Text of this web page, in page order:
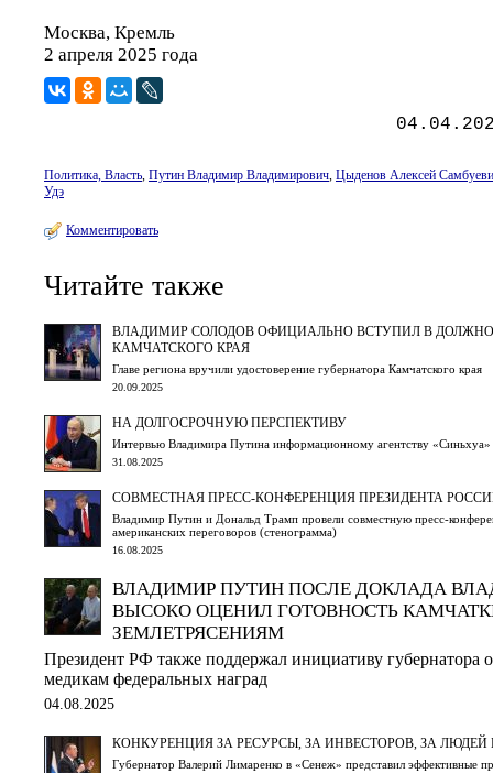
Москва, Кремль
2 апреля 2025 года
Политика, Власть, Путин Владимир Владимирович, Цыденов Алексей
Удэ
Комментировать
Читайте также
ВЛАДИМИР СОЛОДОВ ОФИЦИАЛЬНО ВСТУПИЛ В
КАМЧАТСКОГО КРАЯ
Главе региона вручили удостоверение губернатора Камчатского края
20.09.2025
НА ДОЛГОСРОЧНУЮ ПЕРСПЕКТИВУ
Интервью Владимира Путина информационному агентству «Cиньхуа»
31.08.2025
СОВМЕСТНАЯ ПРЕСС-КОНФЕРЕНЦИЯ ПРЕЗИДЕНТА
Владимир Путин и Дональд Трамп провели совместную пресс-
американских переговоров (стенограмма)
16.08.2025
ВЛАДИМИР ПУТИН ПОСЛЕ ДОКЛАДА
ВЫСОКО ОЦЕНИЛ ГОТОВНОСТЬ
ЗЕМЛЕТРЯСЕНИЯМ
Президент РФ также поддержал инициативу губернатора
медикам федеральных наград
04.08.2025
КОНКУРЕНЦИЯ ЗА РЕСУРСЫ, ЗА ИНВЕСТОРОВ, ЗА ЛЮДЕЙ
Губернатор Валерий Лимаренко в «Сенеж» представил эффективные